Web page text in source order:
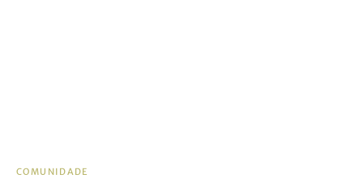
COMUNIDADE